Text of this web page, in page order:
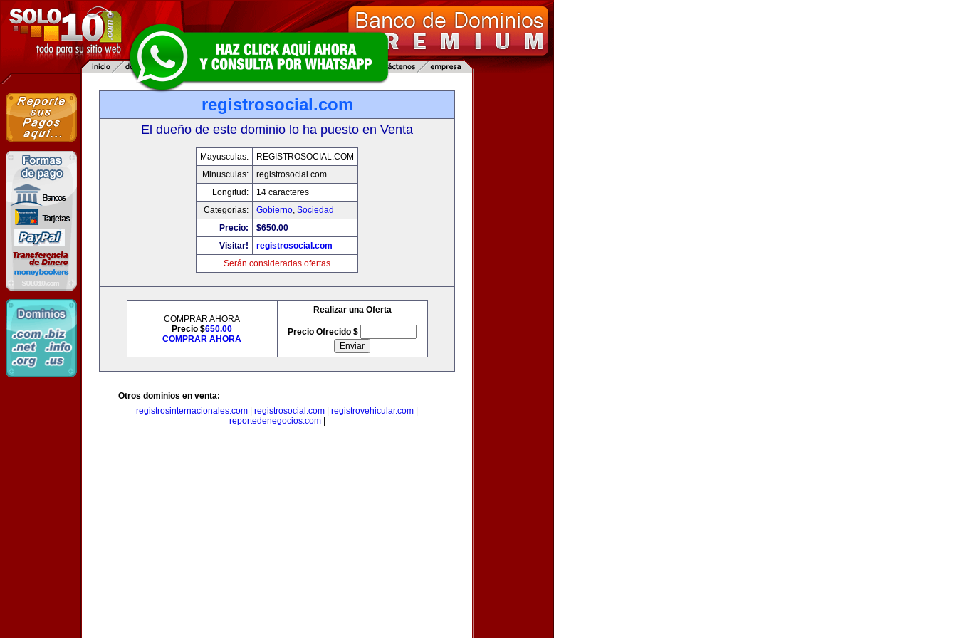
registrosocial.com
El dueño de este dominio lo ha puesto en Venta
Mayusculas:
REGISTROSOCIAL.COM
Minusculas:
registrosocial.com
Longitud:
14 caracteres
Categorias:
Gobierno, Sociedad
Precio:
$650.00
Visitar!
registrosocial.com
Serán consideradas ofertas
COMPRAR AHORA
Precio $650.00
COMPRAR AHORA
Realizar una Oferta
Precio Ofrecido $
Otros dominios en venta:
registrosinternacionales.com
registrosocial.com registrovehicular.com
reportedenegocios.com|